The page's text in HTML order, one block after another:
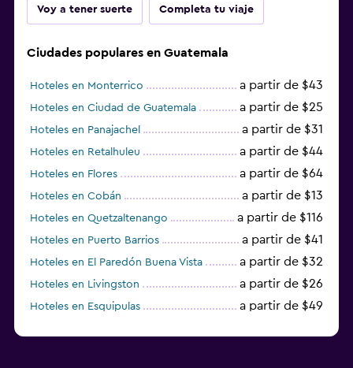
Voy a tener suerte Completa tu viaje
Ciudades populares en Guatemala
Hoteles en Monterrico a partir de $43
Hoteles en Ciudad de Guatemala a partir de $25
Hoteles en Panajachel a partir de $31
Hoteles en Retalhuleu a partir de $44
Hoteles en Flores a partir de $64
Hoteles en Cobán a partir de $13
Hoteles en Quetzaltenango a partir de $116
Hoteles en Puerto Barrios a partir de $41
Hoteles en El Paredón Buena Vista a partir de $32
Hoteles en Livingston a partir de $26
Hoteles en Esquipulas a partir de $49